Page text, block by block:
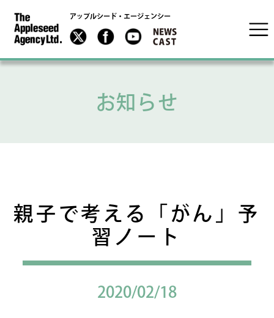
アップルシード・エージェンシー
お知らせ
親子で考える「がん」予
習ノート
2020/02/18